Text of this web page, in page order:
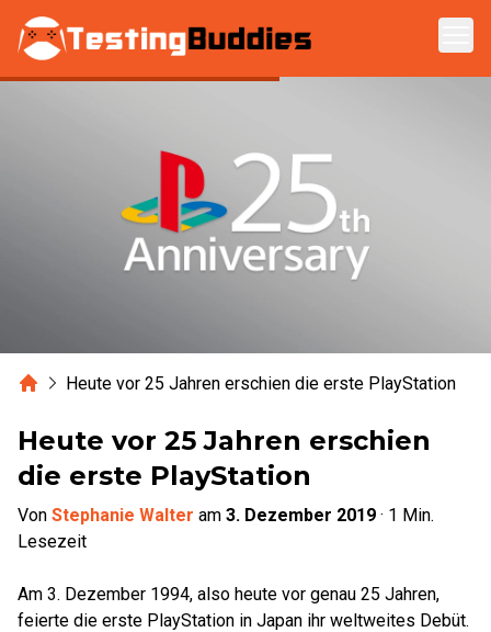
Zum Hauptinhalt springen
HomeHeute vor 25 Jahren erschien die erste PlayStation
Heute vor 25 Jahren erschien
die erste PlayStation
Von Stephanie Walter am 3. Dezember 2019 · 1 Min.
Lesezeit
Am 3. Dezember 1994, also heute vor genau 25 Jahren,
feierte die erste PlayStation in Japan ihr weltweites Debüt.